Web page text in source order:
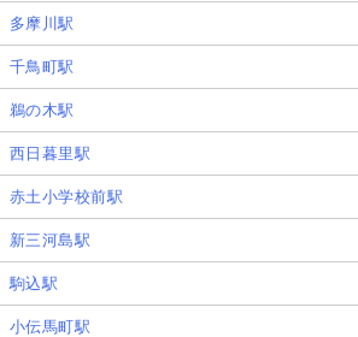
多摩川駅
千鳥町駅
鵜の木駅
西日暮里駅
赤土小学校前駅
新三河島駅
駒込駅
小伝馬町駅